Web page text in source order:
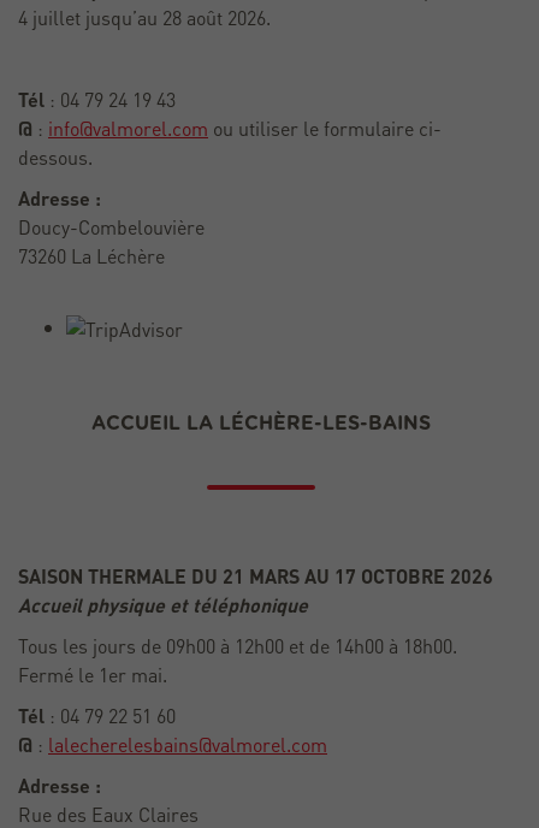
4 juillet jusqu’au 28 août 2026.
Tél : 04 79 24 19 43
@ : info@valmorel.com ou utiliser le formulaire ci-
dessous.
Adresse :
Doucy-Combelouvière
73260 La Léchère
ACCUEIL LA LÉCHÈRE-LES-BAINS
SAISON THERMALE DU 21 MARS AU 17 OCTOBRE 2026
Accueil physique et téléphonique
Tous les jours de 09h00 à 12h00 et de 14h00 à 18h00.
Fermé le 1er mai.
Tél : 04 79 22 51 60
@ : lalecherelesbains@valmorel.com
Adresse :
Rue des Eaux Claires